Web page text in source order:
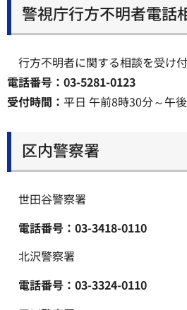
警視庁行方不明者電話
行方不明者に関する相談を受け付
電話番号：03-5281-0123
受付時間： 平日 午前8時30分～午
区内警察署
世田谷警察署
電話番号：03-3418-0110
北沢警察署
電話番号：03-3324-0110